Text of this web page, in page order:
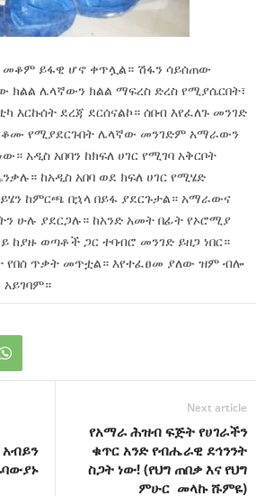
መቆም ይፋዊ ሆኖ ቀጥሏል። ሽፋን ሳይሰጠው
ክልል ሌላኛውን ክልል ማፍረስ ድረስ የሚያሴርበት፣
እርኩሰት ደረጃ ደርሰናልኮ። ሰበብ እየፈለጉ መንገድ
የሚያደርጉበት ሌላኛው መንገድም አማራውን
አዲስ አበባን ከክፍለ ሀገር የሚገባ አቅርቦት
ከአዲስ አበባ ወደ ክፍለ ሀገር የሚሄድ
ይሄን ከምርጫ በኋላ በይፋ ያደርጉታል። አማራውና
ሁሉ ያደርጋሉ። ከአንድ አመት በፊት የኦሮሚያ
ከያዙ ወጣቶች ጋር ተባብሮ መንገድ ይዘጋ ነበር።
የበሰ ጥቃት መጥቷል። እየተፈፀመ ያለው ዝም ብሎ
አብይን
Next article
የአማራ ሕዝብ ፍጅት የሀገራችን
ቁጥር አንድ የብሔራዊ ደኅንንት
ስጋት ነው! (የህግ ጠበቃ እና የህግ
ምሁር መላኩ ሹምዬ)